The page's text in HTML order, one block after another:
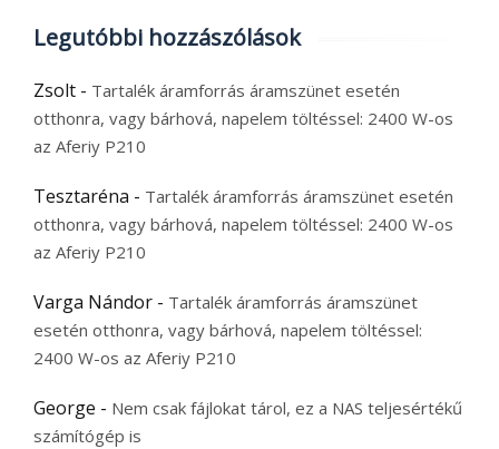
Legutóbbi hozzászólások
Zsolt - Tartalék áramforrás áramszünet esetén
otthonra, vagy bárhová, napelem töltéssel: 2400 W-os
az Aferiy P210
Tesztaréna - Tartalék áramforrás áramszünet esetén
otthonra, vagy bárhová, napelem töltéssel: 2400 W-os
az Aferiy P210
Varga Nándor - Tartalék áramforrás áramszünet
esetén otthonra, vagy bárhová, napelem töltéssel:
2400 W-os az Aferiy P210
George - Nem csak fájlokat tárol, ez a NAS teljesértékű
számítógép is